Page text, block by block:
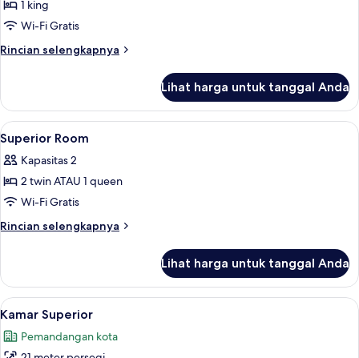
untuk
Suite
1 king
Wi-Fi Gratis
Rincian selengkapnya
Rincian
Suite
Lihat harga untuk tanggal Anda
Lihat
semua
foto
untuk
Superior
Room
Brankas, meja kerja, setrika/meja
9
Superior Room
Kapasitas 2
2 twin ATAU 1 queen
Wi-Fi Gratis
Rincian selengkapnya
Rincian
Superior
Room
Lihat harga untuk tanggal Anda
Lihat
semua
foto
Brankas, meja kerja, setrika/meja
8
Kamar Superior
Pemandangan kota